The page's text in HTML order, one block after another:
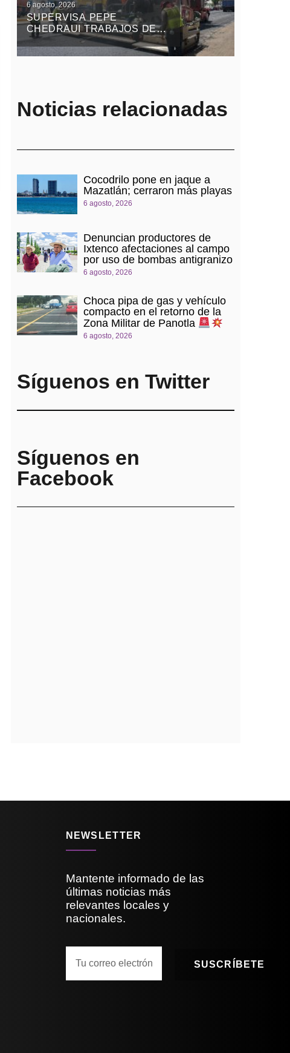
6 agosto, 2026
SUPERVISA PEPE
CHEDRAUI TRABAJOS DEL
TREN CAPITALINO DE
PAVIMENTACIÓN EN
Noticias relacionadas
Cocodrilo pone en jaque a
Mazatlán; cerraron más playas
6 agosto, 2026
Denuncian productores de
Ixtenco afectaciones al campo
por uso de bombas antigranizo
6 agosto, 2026
Choca pipa de gas y vehículo
compacto en el retorno de la
Zona Militar de Panotla
6 agosto, 2026
Síguenos en Twitter
Síguenos en
Facebook
NEWSLETTER
Mantente informado de las
últimas noticias más
relevantes locales y
nacionales.
SUSCRÍBETE